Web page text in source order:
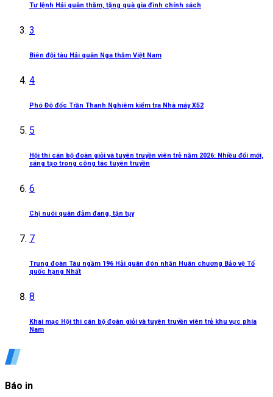
Tư lệnh Hải quân thăm, tặng quà gia đình chính sách
3
Biên đội tàu Hải quân Nga thăm Việt Nam
4
Phó Đô đốc Trần Thanh Nghiêm kiểm tra Nhà máy X52
5
Hội thi cán bộ đoàn giỏi và tuyên truyền viên trẻ năm 2026: Nhiều đổi mới,
sáng tạo trong công tác tuyên truyền
6
Chị nuôi quân đảm đang, tận tụy
7
Trung đoàn Tàu ngầm 196 Hải quân đón nhận Huân chương Bảo vệ Tổ
quốc hạng Nhất
8
Khai mạc Hội thi cán bộ đoàn giỏi và tuyên truyền viên trẻ khu vực phía
Nam
Báo in